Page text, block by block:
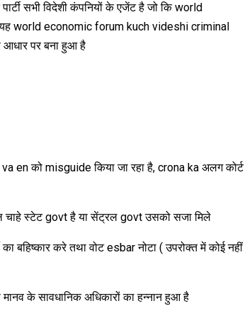
सभी विदेशी कंपनियों के एजेंट है जो कि world
world economic forum kuch videshi criminal
पर बना हुआ है
en को misguide किया जा रहा है, crona ka अलग कोर्ट
चाहे स्टेट govt है या सेंट्रल govt उसको सजा मिले
बहिष्कार करे तथा वोट esbar नोटा ( उपरोक्त में कोई नहीं
के सावधानिक अधिकारों का हन्नान हुआ है